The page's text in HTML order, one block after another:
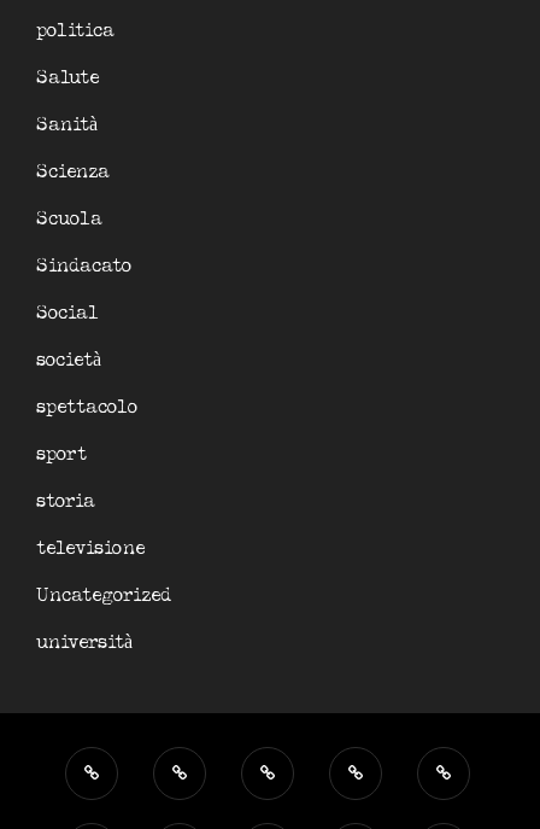
politica
Salute
Sanità
Scienza
Scuola
Sindacato
Social
società
spettacolo
sport
storia
televisione
Uncategorized
università